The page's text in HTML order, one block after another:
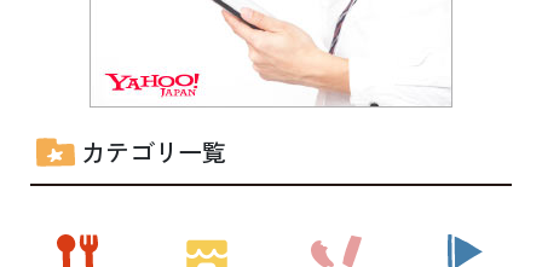
カテゴリ一覧